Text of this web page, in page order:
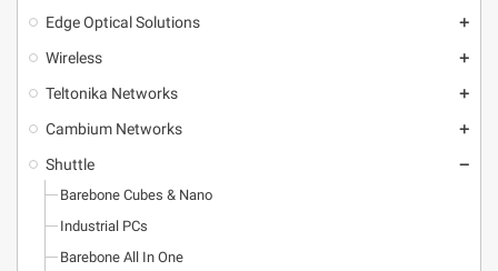
Edge Optical Solutions add
Wireless add
Teltonika Networks add
Cambium Networks add
Shuttle remove
Barebone Cubes & Nano
Industrial PCs
Barebone All In One